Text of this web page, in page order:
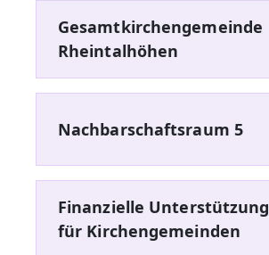
Gesamtkirchengemeinde
Rheintalhöhen
Nachbarschaftsraum 5
Finanzielle Unterstützung
für Kirchengemeinden